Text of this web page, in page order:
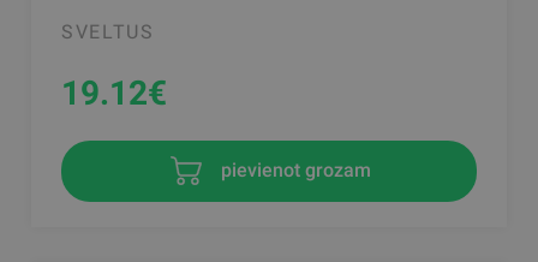
SVELTUS
19.12€
pievienot grozam